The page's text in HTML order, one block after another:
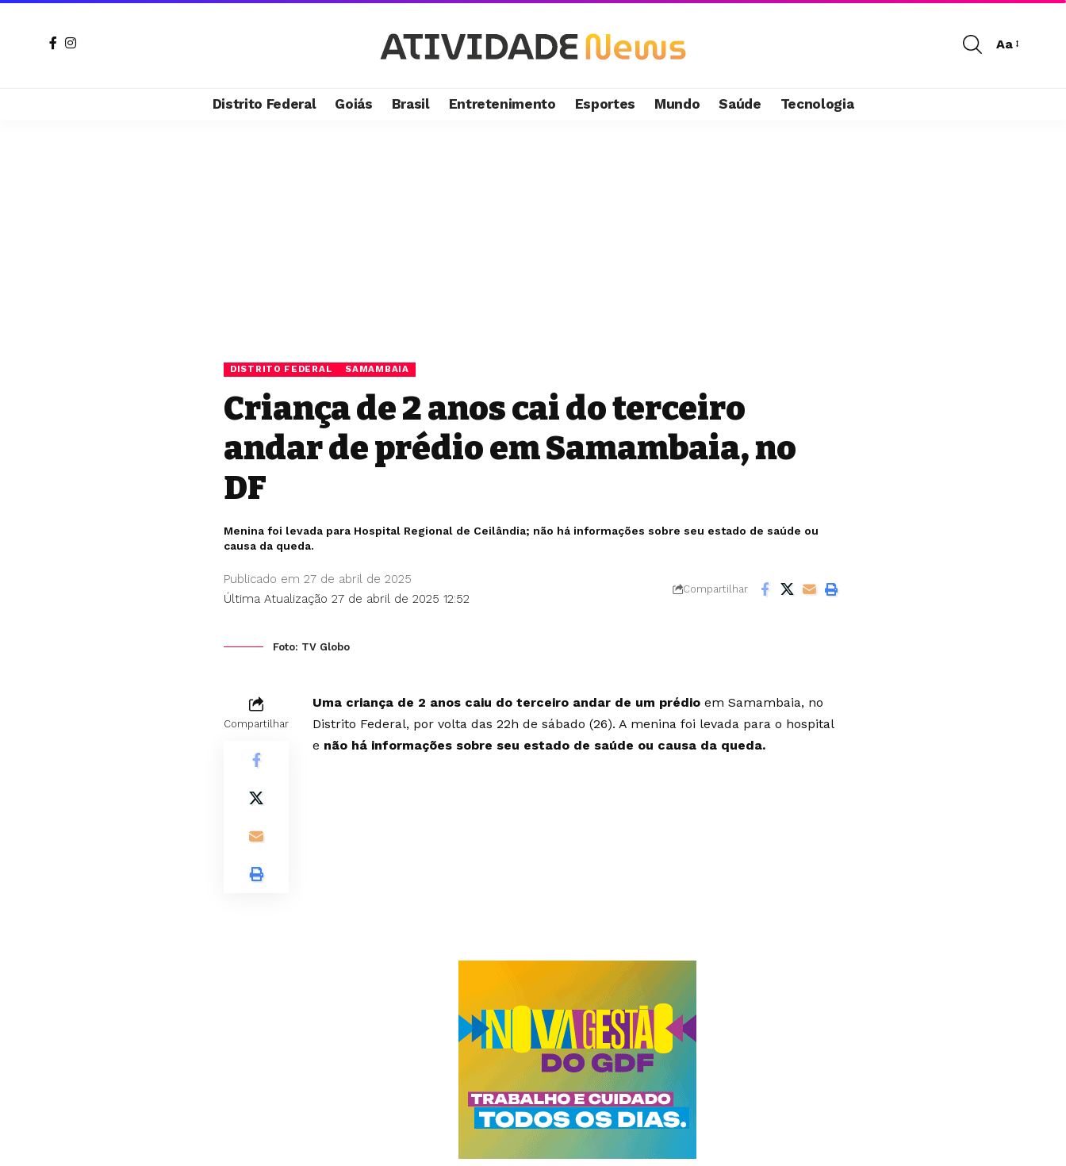
Aa
Distrito Federal Goiás Brasil Entretenimento Esportes Mundo Saúde Tecnologia
DISTRITO FEDERAL SAMAMBAIA
Criança de 2 anos cai do terceiro
andar de prédio em Samambaia, no
DF
Menina foi levada para Hospital Regional de Ceilândia; não há informações sobre seu estado de saúde ou
causa da queda.
Última Atualização 27 de abril de 2025 12:52
Publicado em 27 de abril de 2025
Compartilhar
Foto: TV Globo
Compartilhar
Uma criança de 2 anos caiu do terceiro andar de um prédio em Samambaia, no
Distrito Federal, por volta das 22h de sábado (26). A menina foi levada para o hospital
e não há informações sobre seu estado de saúde ou causa da queda.